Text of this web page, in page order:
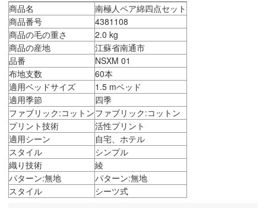
商品名
南極人ペア綿四点セット
商品番号
4381108
商品の毛の重さ
2.0 kg
商品の産地
江蘇省南通市
品番
NSXM 01
布地支数
60本
適用ベッドサイズ
1.5 mベッド
適用季節
四季
ファブリック:コットンファブリック:コットン
プリント技術
活性プリント
適用シーン
自宅、ホテル
スタイル
シンプル
織り技術
綾
パターン:無地
パターン:無地
スタイル
シーツ式